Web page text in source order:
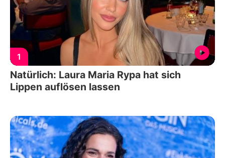
1
Natürlich: Laura Maria Rypa hat sich
Lippen auflösen lassen